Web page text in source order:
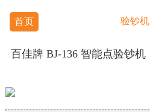
首页 验钞机
百佳牌 BJ-136 智能点验钞机